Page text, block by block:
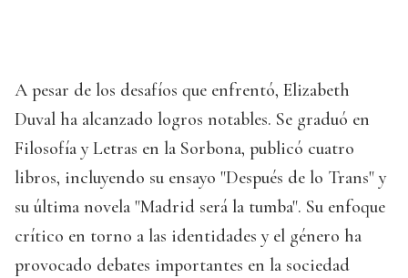
A pesar de los desafíos que enfrentó, Elizabeth
Duval ha alcanzado logros notables. Se graduó en
Filosofía y Letras en la Sorbona, publicó cuatro
libros, incluyendo su ensayo "Después de lo Trans" y
su última novela "Madrid será la tumba". Su enfoque
crítico en torno a las identidades y el género ha
provocado debates importantes en la sociedad